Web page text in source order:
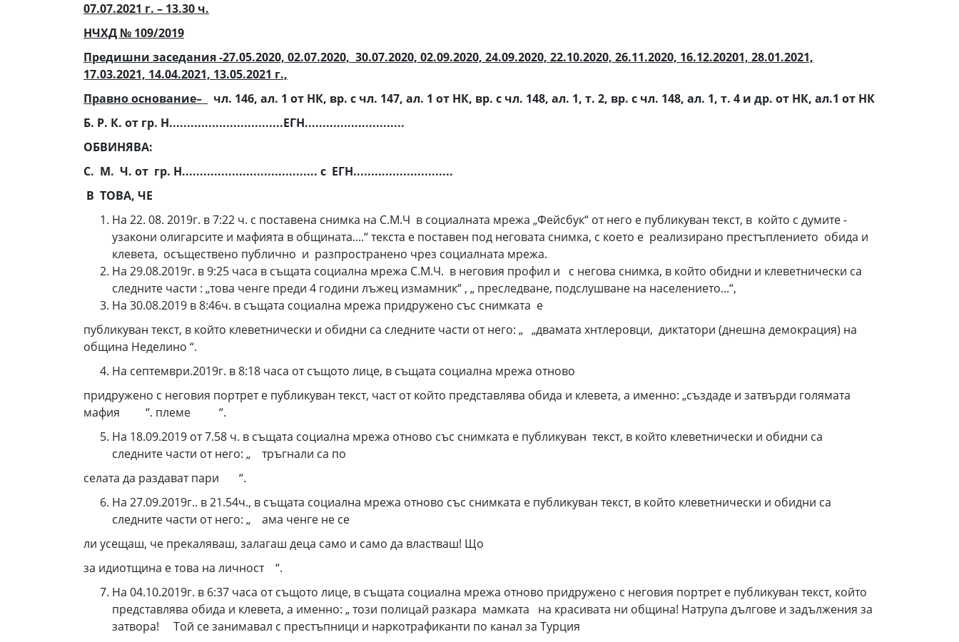
07.07.2021 г. – 13.30 ч.
НЧХД № 109/2019
Предишни заседания -27.05.2020, 02.07.2020, 30.07.2020, 02.09.2020, 24.09.2020, 22.10.2020, 26.11.2020, 16.12.20201, 28.01.2021,
17.03.2021, 14.04.2021, 13.05.2021 г.,
Правно основание–
чл. 146, ал. 1 от НК, вр. с чл. 147, ал. 1 от НК, вр. с чл. 148, ал. 1, т. 2, вр. с чл. 148, ал. 1, т. 4 и др. от НК, ал.1 от НК
Б. Р. К. от гр. Н................................ЕГН............................
ОБВИНЯВА:
С. М. Ч. от гр. Н...................................... с ЕГН............................
В ТОВА, ЧЕ
На 22. 08. 2019г. в 7:22 ч. с поставена снимка на С.М.Ч в социалната мрежа „Фейсбук“ от него е публикуван текст, в който с думите -
узакони олигарсите и мафията в общината....“ текста е поставен под неговата снимка, с което е реализирано престъплението обида и
клевета, осъществено публично и разпространено чрез социалната мрежа.
На 29.08.2019г. в 9:25 часа в същата социална мрежа С.М.Ч. в неговия профил и с негова снимка, в който обидни и клеветнически са
следните части : „това ченге преди 4 години лъжец измамник“ , „ преследване, подслушване на населението...“,
На 30.08.2019 в 8:46ч. в същата социална мрежа придружено със снимката е
публикуван текст, в който клеветнически и обидни са следните части от него: „ „двамата хнтлеровци, диктатори (днешна демокрация) на
община Неделино “.
На септември.2019г. в 8:18 часа от същото лице, в същата социална мрежа отново
придружено с неговия портрет е публикуван текст, част от който представлява обида и клевета, а именно: „създаде и затвърди голямата
мафия “. племе “.
На 18.09.2019 от 7.58 ч. в същата социална мрежа отново със снимката е публикуван текст, в който клеветнически и обидни са
следните части от него: „ тръгнали са по
селата да раздават пари “.
На 27.09.2019г.. в 21.54ч., в същата социална мрежа отново със снимката е публикуван текст, в който клеветнически и обидни са
следните части от него: „ ама ченге не се
ли усещаш, че прекаляваш, залагаш деца само и само да властваш! Що
за идиотщина е това на личност “.
На 04.10.2019г. в 6:37 часа от същото лице, в същата социална мрежа отново придружено с неговия портрет е публикуван текст, който
представлява обида и клевета, а именно: „ този полицай разкара мамката на красивата ни община! Натрупа дългове и задължения за
затвора! Той се занимавал с престъпници и наркотрафиканти по канал за Турция